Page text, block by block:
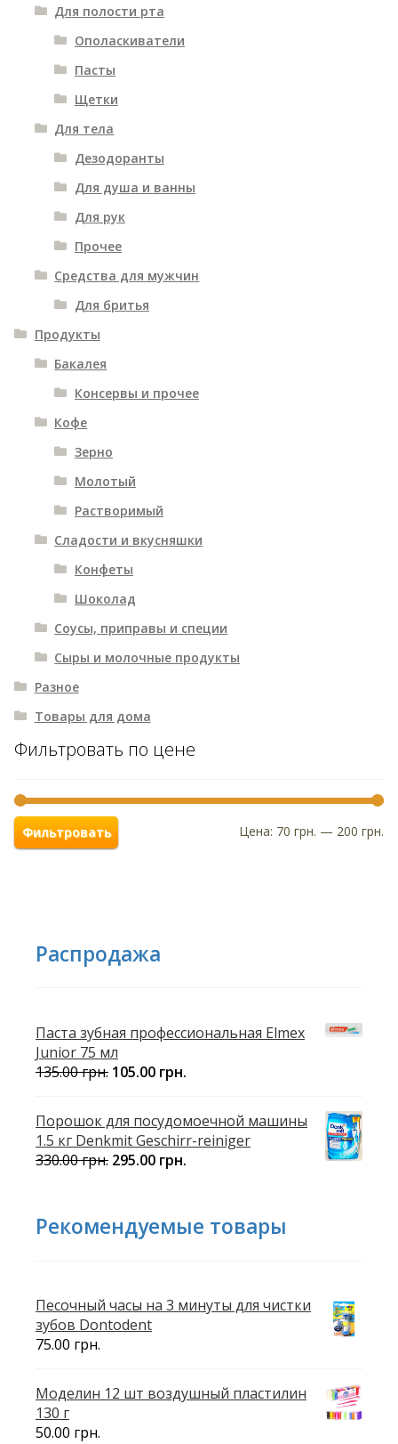
Для полости рта
Ополаскиватели
Пасты
Щетки
Для тела
Дезодоранты
Для душа и ванны
Для рук
Прочее
Средства для мужчин
Для бритья
Продукты
Бакалея
Консервы и прочее
Кофе
Зерно
Молотый
Растворимый
Сладости и вкусняшки
Конфеты
Шоколад
Соусы, приправы и специи
Сыры и молочные продукты
Разное
Товары для дома
Фильтровать по цене
Фильтровать Цена: 70 грн. — 200 грн.
Распродажа
Паста зубная профессиональная Elmex
Junior 75 мл
135.00грн. 105.00 грн.
Порошок для посудомоечной машины
1.5 кг Denkmit Geschirr-reiniger
330.00грн. 295.00 грн.
Рекомендуемые товары
Песочный часы на 3 минуты для чистки
зубов Dontodent
75.00 грн.
Моделин 12 шт воздушный пластилин
130 г
50.00 грн.